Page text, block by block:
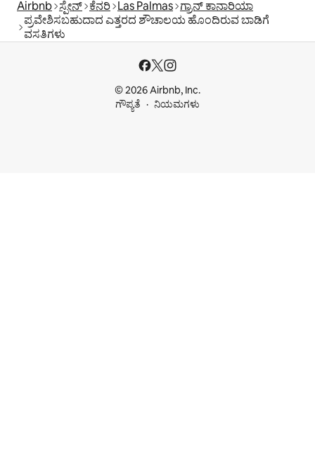
Airbnb ಸ್ಪೇನ್ ಕೆನರಿ Las Palmas ಗ್ರಾನ್ ಕಾನಾರಿಯಾ
ಪ್ರವೇಶಿಸಬಹುದಾದ ಎತ್ತರದ ಶೌಚಾಲಯ ಹೊಂದಿರುವ ಬಾಡಿಗೆ
ವಸತಿಗಳು
© 2026 Airbnb, Inc.
ಗೌಪ್ಯತೆ
ನಿಯಮಗಳು